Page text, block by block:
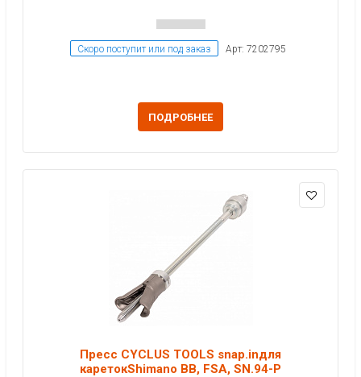
Скоро поступит или под заказ Арт: 7202795
ПОДРОБНЕЕ
Пресс CYCLUS TOOLS snap.inдля
каретокShimano BB, FSA, SN.94-P